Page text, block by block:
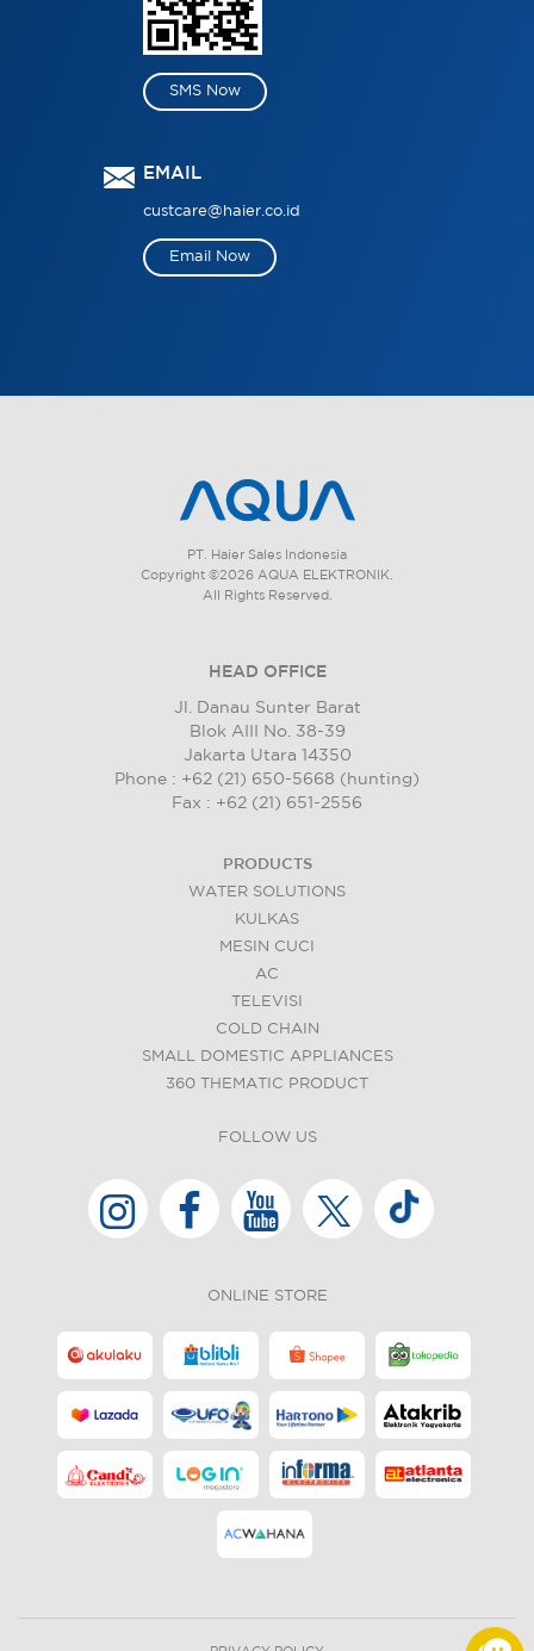
SMS Now
EMAIL
custcare@haier.co.id
Email Now
PT. Haier Sales Indonesia
Copyright ©2026 AQUA ELEKTRONIK.
All Rights Reserved.
HEAD OFFICE
Jl. Danau Sunter Barat
Blok AIII No. 38-39
Jakarta Utara 14350
Phone : +62 (21) 650-5668 (hunting)
Fax : +62 (21) 651-2556
PRODUCTS
WATER SOLUTIONS
KULKAS
MESIN CUCI
AC
TELEVISI
COLD CHAIN
SMALL DOMESTIC APPLIANCES
360 THEMATIC PRODUCT
FOLLOW US
ONLINE STORE